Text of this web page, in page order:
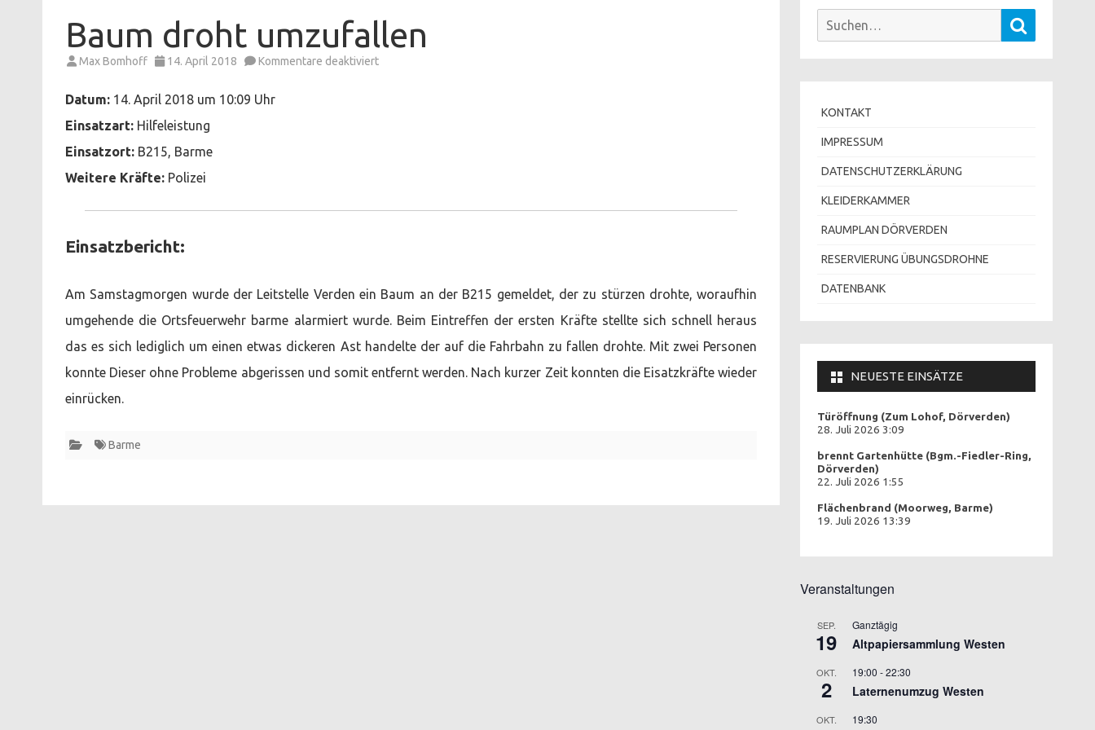
Baum droht umzufallen
Max Bomhoff 14. April 2018 Kommentare deaktiviertfür
Datum: 14. April 2018 um 10:09 Uhr
Einsatzart: Hilfeleistung
Einsatzort: B215, Barme
Weitere Kräfte: Polizei
Einsatzbericht:
Am Samstagmorgen wurde der Leitstelle Verden ein Baum an der B215 gemeldet, der zu stürzen drohte, woraufhin
umgehende die Ortsfeuerwehr barme alarmiert wurde. Beim Eintreffen der ersten Kräfte stellte sich schnell heraus
das es sich lediglich um einen etwas dickeren Ast handelte der auf die Fahrbahn zu fallen drohte. Mit zwei Personen
konnte Dieser ohne Probleme abgerissen und somit entfernt werden. Nach kurzer Zeit konnten die Eisatzkräfte wieder
einrücken.
Barme
Suchen
KONTAKT
IMPRESSUM
DATENSCHUTZERKLÄRUNG
KLEIDERKAMMER
RAUMPLAN DÖRVERDEN
RESERVIERUNG ÜBUNGSDROHNE
DATENBANK
NEUESTE EINSÄTZE
Türöffnung (Zum Lohof, Dörverden)
28. Juli 2026 3:09
brennt Gartenhütte (Bgm.-Fiedler-Ring,
Dörverden)
22. Juli 2026 1:55
Flächenbrand (Moorweg, Barme)
19. Juli 2026 13:39
Veranstaltungen
SEP.
19
Ganztägig
Altpapiersammlung Westen
OKT.
2
19:00 -22:30
Laternenumzug Westen
OKT. 19:30